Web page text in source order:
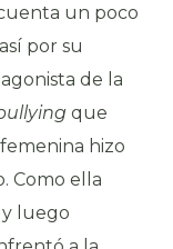
un poco
por su
de la
que
hizo
Como ella
y luego